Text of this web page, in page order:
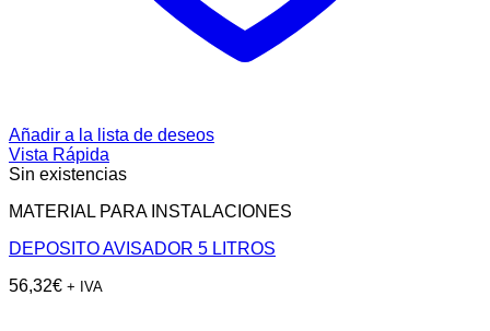
Añadir a la lista de deseos
Vista Rápida
Sin existencias
MATERIAL PARA INSTALACIONES
DEPOSITO AVISADOR 5 LITROS
56,32€ + IVA